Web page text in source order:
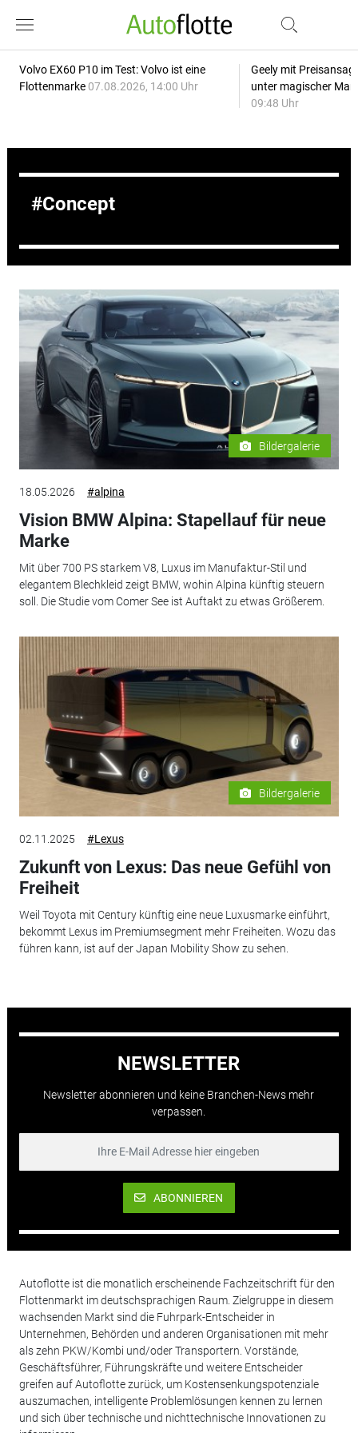
Volvo EX60 P10 im Test: Volvo ist eine
Flottenmarke 07.08.2026, 14:00 Uhr
Geely mit
unter magischer
09:48 Uhr
Concept
Bildergalerie
18.05.2026 #alpina
Vision BMW Alpina: Stapellauf für neue
Marke
Mit über 700 PS starkem V8, Luxus im Manufaktur-Stil und
elegantem Blechkleid zeigt BMW, wohin Alpina künftig steuern
soll. Die Studie vom Comer See ist Auftakt zu etwas Größerem.
Bildergalerie
02.11.2025 #Lexus
Zukunft von Lexus: Das neue Gefühl von
Freiheit
Weil Toyota mit Century künftig eine neue Luxusmarke einführt,
bekommt Lexus im Premiumsegment mehr Freiheiten. Wozu das
führen kann, ist auf der Japan Mobility Show zu sehen.
NEWSLETTER
Newsletter abonnieren und keine Branchen-News mehr
verpassen.
ABONNIEREN
Autoflotte ist die monatlich erscheinende Fachzeitschrift für den
Flottenmarkt im deutschsprachigen Raum. Zielgruppe in diesem
wachsenden Markt sind die Fuhrpark-Entscheider in
Unternehmen, Behörden und anderen Organisationen mit mehr
als zehn PKW/Kombi und/oder Transportern. Vorstände,
Geschäftsführer, Führungskräfte und weitere Entscheider
greifen auf Autoflotte zurück, um Kostensenkungspotenziale
auszumachen, intelligente Problemlösungen kennen zu lernen
und sich über technische und nichttechnische Innovationen zu